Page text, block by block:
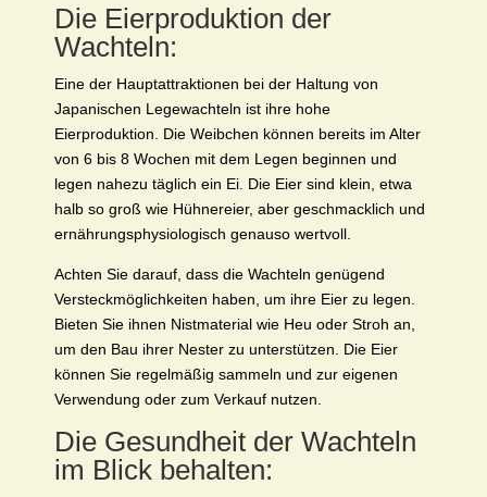
Die Eierproduktion der
Wachteln:
Eine der Hauptattraktionen bei der Haltung von
Japanischen Legewachteln ist ihre hohe
Eierproduktion. Die Weibchen können bereits im Alter
von 6 bis 8 Wochen mit dem Legen beginnen und
legen nahezu täglich ein Ei. Die Eier sind klein, etwa
halb so groß wie Hühnereier, aber geschmacklich und
ernährungsphysiologisch genauso wertvoll.
Achten Sie darauf, dass die Wachteln genügend
Versteckmöglichkeiten haben, um ihre Eier zu legen.
Bieten Sie ihnen Nistmaterial wie Heu oder Stroh an,
um den Bau ihrer Nester zu unterstützen. Die Eier
können Sie regelmäßig sammeln und zur eigenen
Verwendung oder zum Verkauf nutzen.
Die Gesundheit der Wachteln
im Blick behalten: